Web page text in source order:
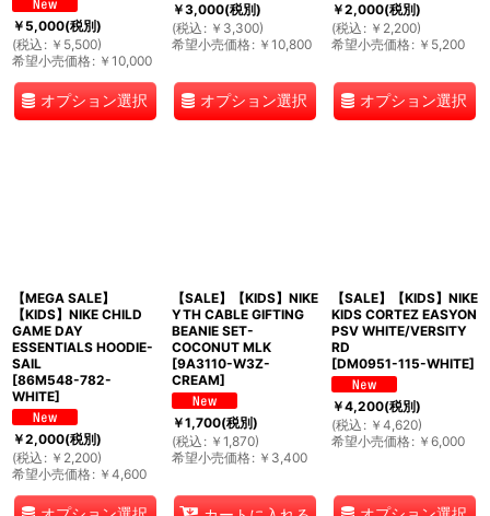
￥5,000(税別)
(税込 : ￥ 5,500)
希望小売価格: ￥ 10,000
オプション選択
￥3,000(税別)
(税込 : ￥ 3,300)
希望小売価格: ￥ 10,800
オプション選択
￥2,000(税別)
(税込 : ￥ 2,200)
希望小売価格: ￥ 5,200
オプション選択
【MEGA SALE】
【KIDS】NIKE CHILD
GAME DAY
ESSENTIALS HOODIE-
SAIL
[86M548-782-
WHITE]
￥2,000(税別)
(税込 : ￥ 2,200)
希望小売価格: ￥ 4,600
【SALE】【KIDS】NIKE
YTH CABLE GIFTING
BEANIE SET-
COCONUT MLK
[9A3110-W3Z-
CREAM]
￥1,700(税別)
(税込 : ￥ 1,870)
希望小売価格: ￥ 3,400
【SALE】【KIDS】NIKE
KIDS CORTEZ EASYON
PSV WHITE/VERSITY
RD
[DM0951-115-WHITE]
￥4,200(税別)
(税込 : ￥ 4,620)
希望小売価格: ￥ 6,000